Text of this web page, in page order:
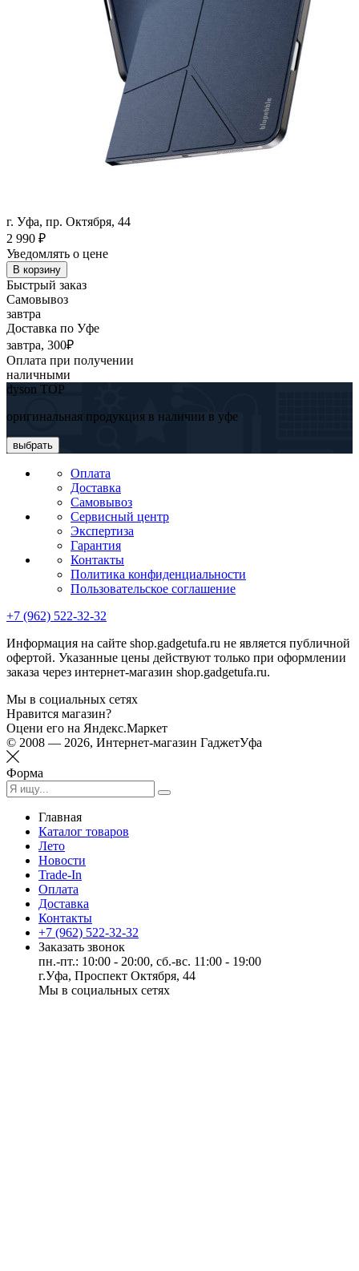
г. Уфа, пр. Октября, 44
2 990 ₽
Уведомлять о цене
В корзину
Быстрый заказ
Самовывоз
завтра
Доставка по Уфе
завтра, 300₽
Оплата при получении
наличными
dyson TOP
оригинальная продукция в наличии в уфе
выбрать
Оплата
Доставка
Самовывоз
Сервисный центр
Экспертиза
Гарантия
Контакты
Политика конфиденциальности
Пользовательское соглашение
+7 (962) 522-32-32
Информация на сайте shop.gadgetufa.ru не является публичной
офертой. Указанные цены действуют только при оформлении
заказа через интернет-магазин shop.gadgetufa.ru.
Мы в социальных сетях
Нравится магазин?
Оцени его на Яндекс.Маркет
© 2008 — 2026, Интернет-магазин ГаджетУфа
Форма
Главная
Каталог товаров
Лето
Новости
Trade-In
Оплата
Доставка
Контакты
+7 (962) 522-32-32
Заказать звонок
пн.-пт.: 10:00 - 20:00, сб.-вс. 11:00 - 19:00
г.Уфа, Проспект Октября, 44
Мы в социальных сетях